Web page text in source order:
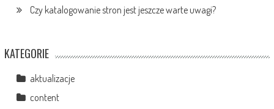
Czy katalogowanie stron jest jeszcze warte uwagi?
KATEGORIE
aktualizacje
content